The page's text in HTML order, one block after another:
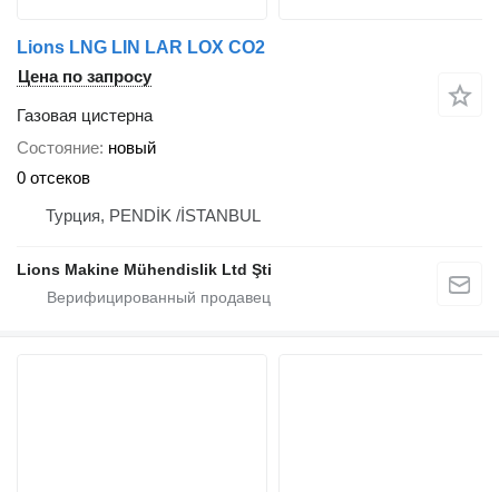
Lions LNG LIN LAR LOX CO2
Цена по запросу
Газовая цистерна
Состояние новый
0 отсеков
Турция, PENDİK /İSTANBUL
Lions Makine Mühendislik Ltd Şti